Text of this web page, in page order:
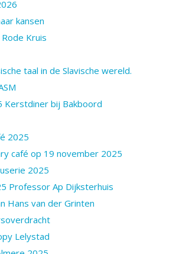
kansen
Kruis
taal in de Slavische wereld.
Kerstdiner bij Bakboord
2025
café op 19 november 2025
2025
Professor Ap Dijksterhuis
Hans van der Grinten
Lelystad